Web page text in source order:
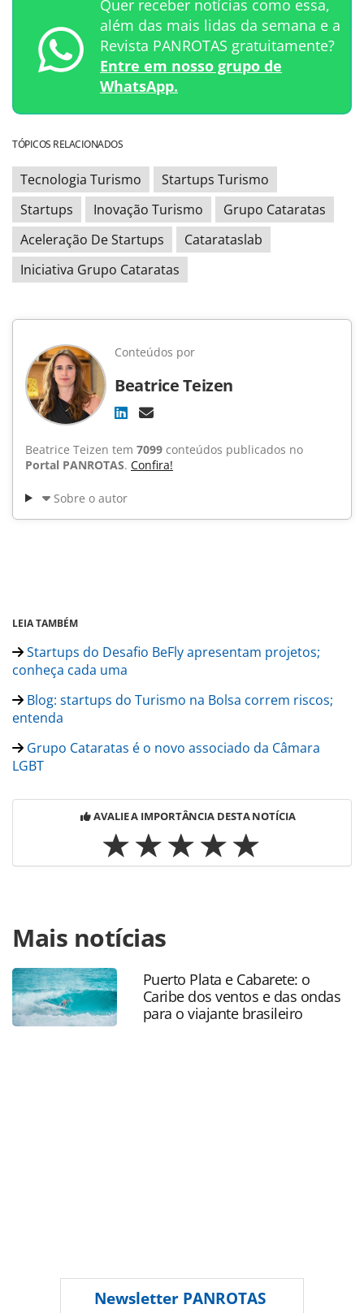
Quer receber notícias como essa,
além das mais lidas da semana e a
Revista PANROTAS gratuitamente?
Entre em nosso grupo de
WhatsApp.
TÓPICOS RELACIONADOS
Tecnologia Turismo
Startups Turismo
Startups
Inovação Turismo
Grupo Cataratas
Aceleração De Startups
Catarataslab
Iniciativa Grupo Cataratas
Conteúdos por
Beatrice Teizen
Beatrice Teizen tem 7099 conteúdos publicados no
Portal PANROTAS. Confira!
Sobre o autor
LEIA TAMBÉM
Startups do Desafio BeFly apresentam projetos;
conheça cada uma
Blog: startups do Turismo na Bolsa correm riscos;
entenda
Grupo Cataratas é o novo associado da Câmara
LGBT
AVALIE A IMPORTÂNCIA DESTA NOTÍCIA
https://www.panrotas.com.br/mercado/tecnologia/2023/
cataratas-lanca-programa-de-aceleracao-para-
startups_200020.html ou as ferramentas oferecidas na
página. Todo o conteúdo produzido pela PANROTAS
Editora é protegido pela legislação brasileira sobre direito
autoral. Não reproduza o conteúdo sem autorização da
Mais notícias
Puerto Plata e Cabarete: o
Caribe dos ventos e das ondas
para o viajante brasileiro
Newsletter PANROTAS